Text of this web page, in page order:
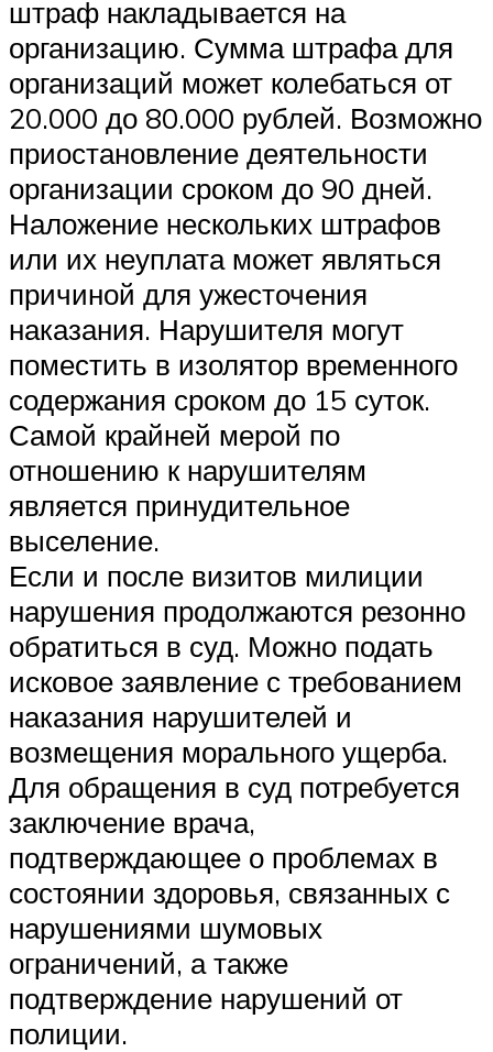
штраф накладывается на
организацию. Сумма штрафа для
организаций может колебаться от
20.000 до 80.000 рублей. Возможно
приостановление деятельности
организации сроком до 90 дней.
Наложение нескольких штрафов
или их неуплата может являться
причиной для ужесточения
наказания. Нарушителя могут
поместить в изолятор временного
содержания сроком до 15 суток.
Самой крайней мерой по
отношению к нарушителям
является принудительное
выселение.
Если и после визитов милиции
нарушения продолжаются резонно
обратиться в суд. Можно подать
исковое заявление с требованием
наказания нарушителей и
возмещения морального ущерба.
Для обращения в суд потребуется
заключение врача,
подтверждающее о проблемах в
состоянии здоровья, связанных с
нарушениями шумовых
ограничений, а также
подтверждение нарушений от
полиции.